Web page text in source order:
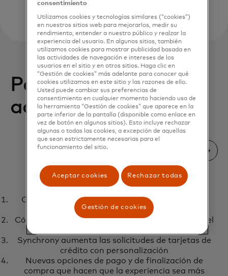
Perspectivas
accionables
Forjar un camino hacia remesas
digitales inclusivas y asequibles
Más información
Cómo una fintech aumentó las activaciones de
cuentas en un 118 %
Cómo AIK Banka encontró un posible aumento del
Synchrony aumenta las solicitudes de tarjetas de
crédito con personalización
Nuevas opciones de pago y de finalización de
compra que hacen que la experiencia sea más
consentimiento
Utilizamos cookies y tecnologías similares (“cookies”)
en nuestros sitios web para mejorarlos, medir su
rendimiento, entender a nuestro público y realzar la
experiencia del usuario. En algunos sitios, también
utilizamos cookies para mostrar publicidad basada en
las actividades de navegación e intereses de los
usuarios en el sitio y en otros sitios. Haga clic en
“Gestión de cookies” más adelante para conocer qué
cookies utilizamos en este sitio y las razones de ello.
Usted puede cambiar sus preferencias de
consentimiento en cualquier momento haciendo uso de
la herramienta “Gestión de cookies” que aparece en la
parte inferior de la pantalla (disponible como enlace en
vez de botón en algunos sitios). Esto incluye rechazar
algunas o todas las cookies, a excepción de aquellas
que sean estrictamente necesarias para el
funcionamiento del sitio.
Aceptar cookies Rechazar todas
Gestión de cookies